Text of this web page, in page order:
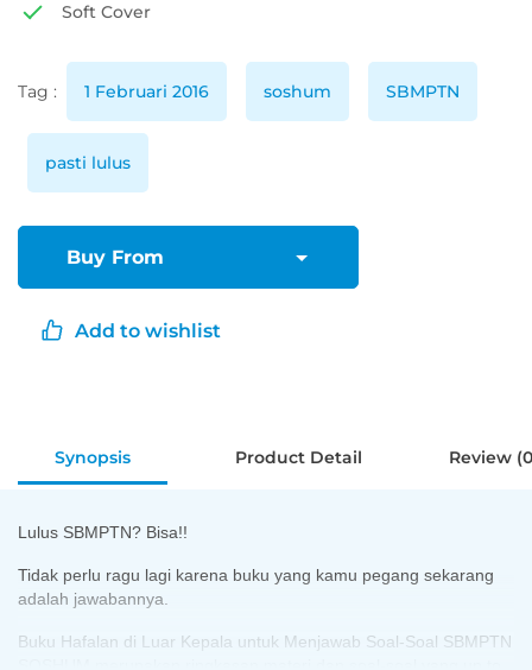
Soft Cover
Tag : 1 Februari 2016 soshum SBMPTN
pasti lulus
Buy From
Add to wishlist
Synopsis Product Detail Review
Lulus SBMPTN? Bisa!!
Tidak perlu ragu lagi karena buku yang kamu pegang sekarang
adalah jawabannya.
Buku Hafalan di Luar Kepala untuk Menjawab Soal-Soal SBMPTN